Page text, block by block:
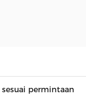
permintaan